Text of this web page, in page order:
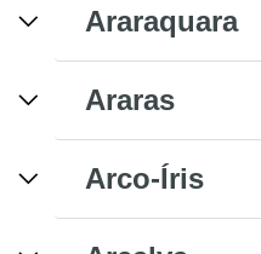
Araraquara
Araras
Arco-Íris